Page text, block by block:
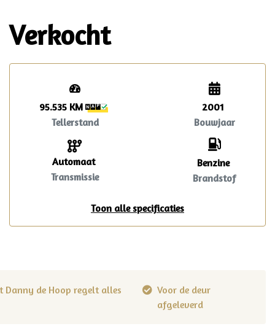
Verkocht
95.535 KM
Tellerstand
Automaat
Transmissie
2001
Bouwjaar
Benzine
Brandstof
Toon alle specificaties
Danny de Hoop regelt alles
Voor de deur
afgeleverd